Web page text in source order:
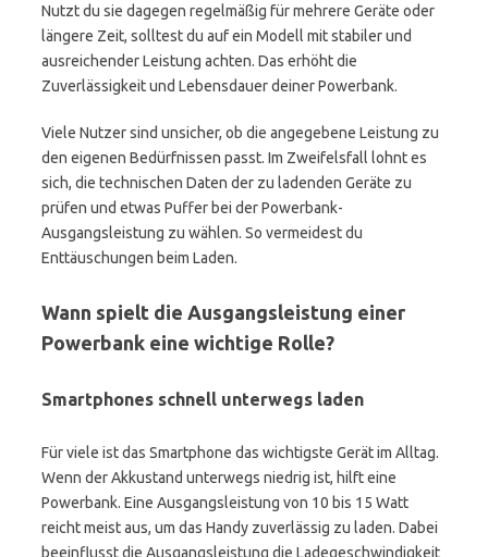
Nutzt du sie dagegen regelmäßig für mehrere Geräte oder
längere Zeit, solltest du auf ein Modell mit stabiler und
ausreichender Leistung achten. Das erhöht die
Zuverlässigkeit und Lebensdauer deiner Powerbank.
Viele Nutzer sind unsicher, ob die angegebene Leistung zu
den eigenen Bedürfnissen passt. Im Zweifelsfall lohnt es
sich, die technischen Daten der zu ladenden Geräte zu
prüfen und etwas Puffer bei der Powerbank-
Ausgangsleistung zu wählen. So vermeidest du
Enttäuschungen beim Laden.
Wann spielt die Ausgangsleistung einer
Powerbank eine wichtige Rolle?
Smartphones schnell unterwegs laden
Für viele ist das Smartphone das wichtigste Gerät im Alltag.
Wenn der Akkustand unterwegs niedrig ist, hilft eine
Powerbank. Eine Ausgangsleistung von 10 bis 15 Watt
reicht meist aus, um das Handy zuverlässig zu laden. Dabei
beeinflusst die Ausgangsleistung die Ladegeschwindigkeit